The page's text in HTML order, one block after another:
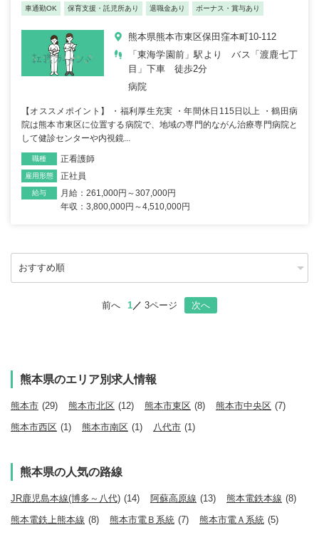
車通勤OK 保育支援・託児所あり 退職金あり ボーナス・賞与あり
熊本県熊本市東区保田窪本町10-112
「東海学園前」駅より バス「渡鹿七丁
目」下車 徒歩2分
病院
【オススメポイント】 ・福利厚生充実 ・年間休日115日以上 ・鶴田病
院は熊本市東区に位置する病院で、地域の専門的ながん治療専門病院と
して健診センターや内視鏡...
職種 正看護師
雇用形態 正社員
給与
月給：261,000円～307,000円
年収：3,800,000円～4,510,000円
前へ 1 3ページ 次へ
熊本県のエリア別求人情報
熊本市 (29) 熊本市北区 (12) 熊本市東区 (8) 熊本市中央区 (7)
熊本市西区 (1) 熊本市南区 (1) 八代市 (1)
熊本県の人気の路線
JR鹿児島本線(博多～八代) (14) 阿蘇高原線 (13) 熊本電鉄本線 (8)
熊本電鉄上熊本線 (8) 熊本市電Ｂ系統 (7) 熊本市電Ａ系統 (5)